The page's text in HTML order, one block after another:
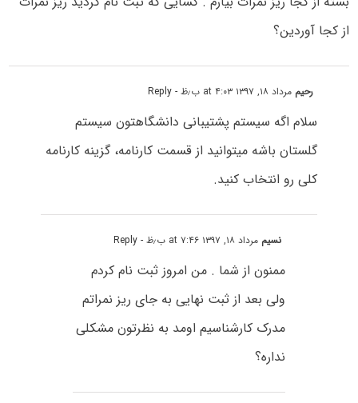
از کجا آوردین؟
رحیم مرداد ۱۸, ۱۳۹۷ at ۴:۰۳ ب٫ظ - Reply
سلام اگه سیستم پشتیبانی دانشگاهتون سیستم
گلستان باشه میتوانید از قسمت کارنامه، گزینه کارنامه
کلی رو انتخاب کنید.
نسیم مرداد ۱۸, ۱۳۹۷ at ۷:۴۶ ب٫ظ - Reply
ممنون از شما . من امروز ثبت نام کردم
ولی بعد از ثبت نهایی به جای ریز نمراتم
مدرک کارشناسیم اومد به نظرتون مشکلی
نداره؟